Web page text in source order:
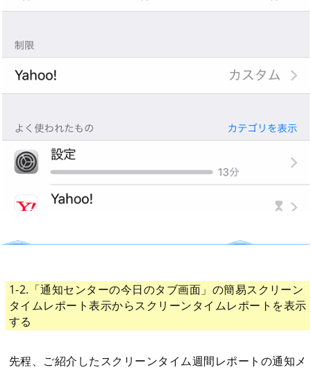
1-2.「通知センターの今日のタブ画面」の簡易スクリーン
タイムレポート表示からスクリーンタイムレポートを表示
する
先程、ご紹介したスクリーンタイム週間レポートの通知メ